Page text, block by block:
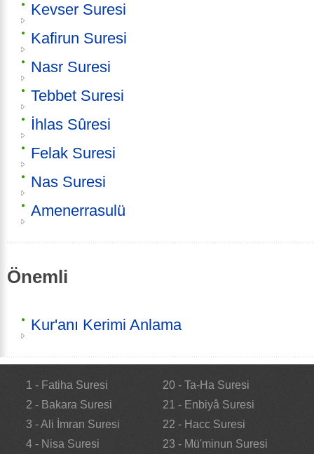
Kevser Suresi
Kafirun Suresi
Nasr Suresi
Tebbet Suresi
İhlas Sûresi
Felak Suresi
Nas Suresi
Amenerrasulü
Önemli
Kur'anı Kerimi Anlama
1 - Fatiha Suresi
2 - Bakara Suresi
3 - Ali İmran Suresi
4 - Nisa Suresi
20 - Ta-Ha Suresi
21 - Enbiyâ Suresi
22 - Hacc Suresi
23 - Mü'minun Suresi